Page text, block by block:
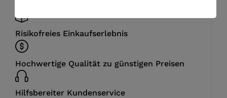
Risikofreies Einkaufserlebnis
Hochwertige Qualität zu günstigen Preisen
Hilfsbereiter Kundenservice